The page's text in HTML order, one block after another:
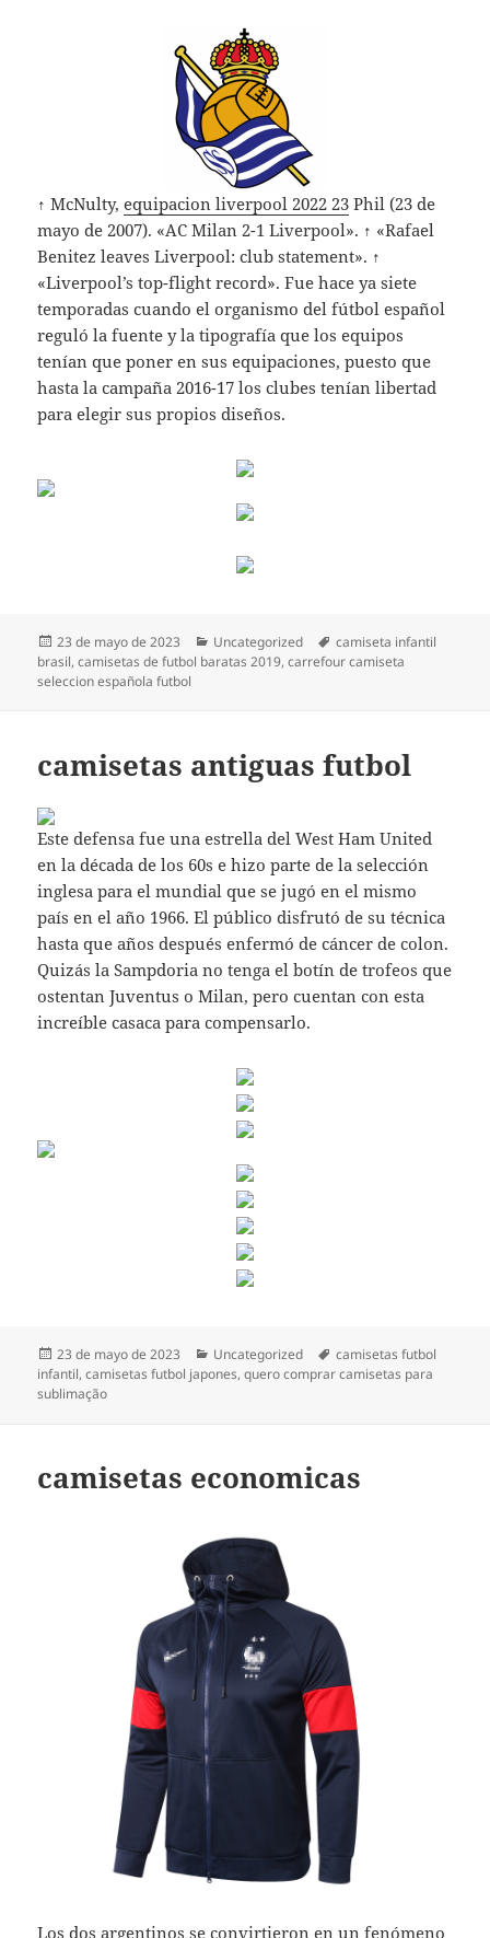
↑ McNulty,equipacion liverpool 2022 23 Phil (23 de
mayo de 2007). «AC Milan 2-1 Liverpool». ↑ «Rafael
Benitez leaves Liverpool: club statement». ↑
«Liverpool’s top-flight record». Fue hace ya siete
temporadas cuando el organismo del fútbol español
reguló la fuente y la tipografía que los equipos
tenían que poner en sus equipaciones, puesto que
hasta la campaña 2016-17 los clubes tenían libertad
para elegir sus propios diseños.
Publicado
el
23 de mayo de 2023 Categorías
Uncategorized Etiquetas
camiseta infantil
brasil,camisetas de futbol baratas 2019,carrefour camiseta
seleccion española futbol
camisetas antiguas futbol
Este defensa fue una estrella del West Ham United
en la década de los 60s e hizo parte de la selección
inglesa para el mundial que se jugó en el mismo
país en el año 1966. El público disfrutó de su técnica
hasta que años después enfermó de cáncer de colon.
Quizás la Sampdoria no tenga el botín de trofeos que
ostentan Juventus o Milan, pero cuentan con esta
increíble casaca para compensarlo.
Publicado
el
23 de mayo de 2023 Categorías
Uncategorized Etiquetas
camisetas futbol
infantil,camisetas futbol japones,quero comprar camisetas para
sublimação
camisetas economicas
Los dos argentinos se convirtieron en un fenómeno